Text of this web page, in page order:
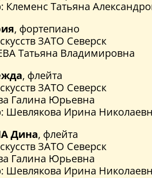
Клеменс Татьяна
, фортепиано
ЗАТО Северск
Татьяна Владимировна
, флейта
ЗАТО Северск
Галина Юрьевна
Шевлякова Ирина
Дина, флейта
ЗАТО Северск
Галина Юрьевна
Шевлякова Ирина